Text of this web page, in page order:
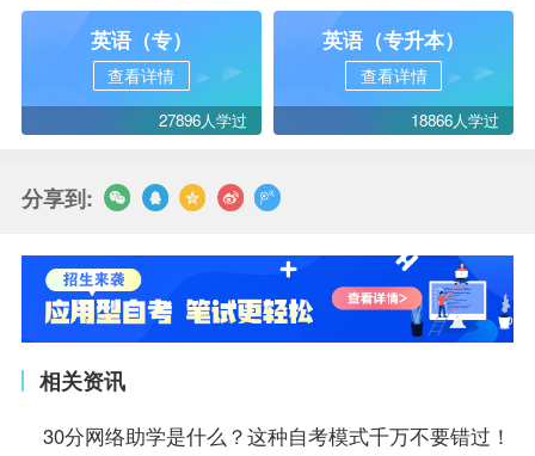
英语（专）
查看详情
27896人学过
英语（专升本）
查看详情
18866人学过
分享到:
相关资讯
30分网络助学是什么？这种自考模式千万不要错过！